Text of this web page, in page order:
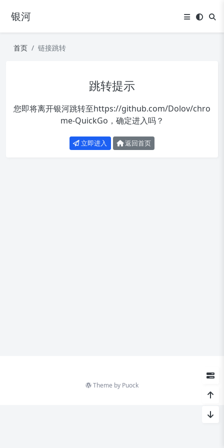
银河
首页 链接跳转
跳转提示
您即将离开银河跳转至https://github.com/Dolov/chro
me-QuickGo ，确定进入吗？
立即进入 返回首页
Theme by Puock